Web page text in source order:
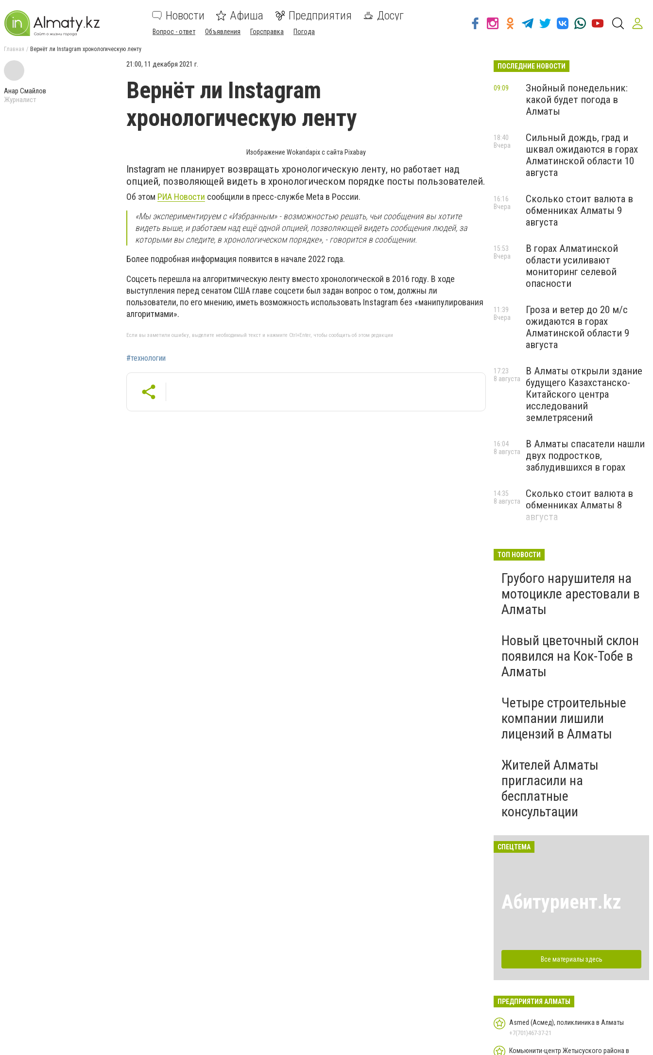
Новости Афиша Предприятия Досуг
Вопрос - ответ Объявления Горсправка Погода
Главная Вернёт ли Instagram хронологическую ленту
Анар Смайлов
Журналист
21:00, 11 декабря 2021 г.
Вернёт ли Instagram
хронологическую ленту
Изображение Wokandapix с сайта Pixabay
Instagram не планирует возвращать хронологическую ленту, но работает над
опцией, позволяющей видеть в хронологическом порядке посты пользователей.
Об этом РИА Новости сообщили в пресс-службе Meta в России.
«Мы экспериментируем с «Избранным» - возможностью решать, чьи сообщения вы хотите
видеть выше, и работаем над ещё одной опцией, позволяющей видеть сообщения людей, за
которыми вы следите, в хронологическом порядке», - говорится в сообщении.
Более подробная информация появится в начале 2022 года.
Соцсеть перешла на алгоритмическую ленту вместо хронологической в 2016 году. В ходе
выступления перед сенатом США главе соцсети был задан вопрос о том, должны ли
пользователи, по его мнению, иметь возможность использовать Instagram без «манипулирования
алгоритмами».
Если вы заметили ошибку, выделите необходимый текст и нажмите Ctrl+Enter, чтобы сообщить об этом редакции
#технологии
ПОСЛЕДНИЕ НОВОСТИ
Знойный понедельник:
какой будет погода в
Алматы
09:09
Сильный дождь, град и
шквал ожидаются в горах
Алматинской области 10
августа
18:40
Вчера
Сколько стоит валюта в
обменниках Алматы 9
августа
16:16
Вчера
В горах Алматинской
области усиливают
мониторинг селевой
опасности
15:53
Вчера
Гроза и ветер до 20 м/с
ожидаются в горах
Алматинской области 9
августа
11:39
Вчера
В Алматы открыли здание
будущего Казахстанско-
Китайского центра
исследований
землетрясений
17:23
8 августа
В Алматы спасатели нашли
двух подростков,
заблудившихся в горах
16:04
8 августа
Сколько стоит валюта в
обменниках Алматы 8
августа
14:35
8 августа
ТОП НОВОСТИ
Грубого нарушителя на
мотоцикле арестовали в
Алматы
Новый цветочный склон
появился на Кок-Тобе в
Алматы
Четыре строительные
компании лишили
лицензий в Алматы
Жителей Алматы
пригласили на
бесплатные
консультации
СПЕЦТЕМА
Абитуриент.kz
Все материалы здесь
ПРЕДПРИЯТИЯ АЛМАТЫ
Asmed (Асмед), поликлиника в Алматы
+7(701)467-37-21
Комьюнити-центр Жетысуского района в